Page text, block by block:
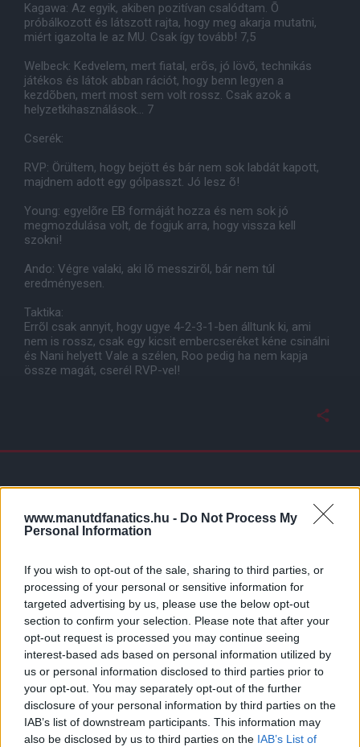
www.manutdfanatics.hu - Do Not Process My
Personal Information
If you wish to opt-out of the sale, sharing to third parties, or
processing of your personal or sensitive information for
targeted advertising by us, please use the below opt-out
section to confirm your selection. Please note that after your
opt-out request is processed you may continue seeing
interest-based ads based on personal information utilized by
us or personal information disclosed to third parties prior to
your opt-out. You may separately opt-out of the further
disclosure of your personal information by third parties on the
IAB’s list of downstream participants. This information may
also be disclosed by us to third parties on the IAB’s List of
Kagawa: Az egyik, akiben pozitívan csalódtam. Õ
próbálkozott és látszott rajta, hogy meg akarja mutatni,
miért igazolta le az MU. Csak így tovább! 7,5
Welbeck: Kedvelem, mert fiatal, erõs, jó lövõ, technikás
játékos és látok abban rációt, hogy benn legyen a
kezdõben, mert most sem volt rossz. Csak azok a
helyzetkihasználások... 7
Cserék:
RVP: Örültem, hogy bejött és bár nem sok labdát kapott,
majdnem adott egy gólpasszt. Jó lesz õ!
Young: egyelõre EB formáját hozza és nem sok jó
megmozdulása volt, de fogjuk arra, hogy vissza kell
szokni!
Ando: Végre valaki, aki lõ messzirõl, bár nem túl
eredményesen.
Taktika:
Errõl csak annyit, hogy ugye 4-2-3-1-ben álltunk ki, ami
nem is rossz, csak egy kicsit embercseréket kéne csinálni
és Nani helyett Vale a szélen, Roo pedig ha nem kapja
össze magát, cserél RVP-vel!